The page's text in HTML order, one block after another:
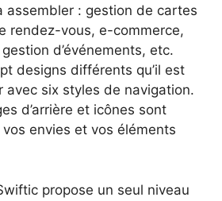
assembler : gestion de cartes
rendez-vous, e-commerce,
d’événements, etc.
designs différents qu’il est
avec six styles de navigation.
d’arrière et icônes sont
envies et vos éléments
propose un seul niveau